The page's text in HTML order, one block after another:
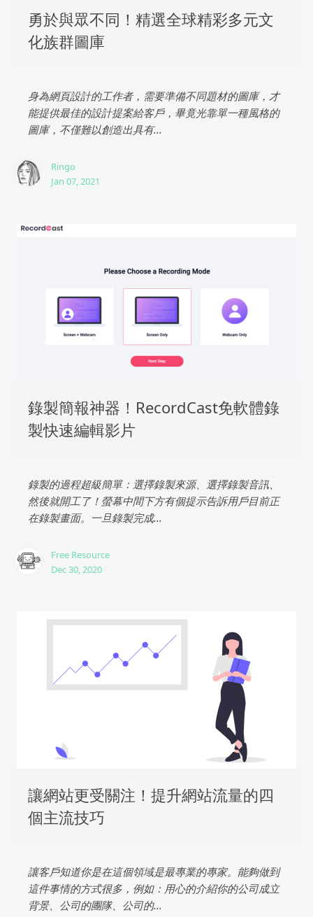
勇於與眾不同！精選全球精彩多元文
化族群圖庫
身為網頁設計的工作者，需要準備不同題材的圖庫，才
能提供最佳的設計提案給客戶，畢竟光靠單一種風格的
圖庫，不僅難以創造出具有...
Ringo
Jan 07, 2021
錄製簡報神器！RecordCast免軟體錄
製快速編輯影片
錄製的過程超級簡單：選擇錄製來源、選擇錄製音訊、
然後就開工了！螢幕中間下方有個提示告訴用戶目前正
在錄製畫面。一旦錄製完成...
Free Resource
Dec 30, 2020
讓網站更受關注！提升網站流量的四
個主流技巧
讓客戶知道你是在這個領域是最專業的專家。能夠做到
這件事情的方式很多，例如：用心的介紹你的公司成立
背景、公司的團隊、公司的...